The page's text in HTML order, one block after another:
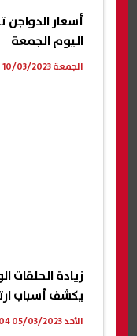
أسعار الدواجن
اليوم الجمعة
الجمعة 10/03/2023 01:40 م
زيادة
يكشف أسباب
الأحد 05/03/2023 12:04 م